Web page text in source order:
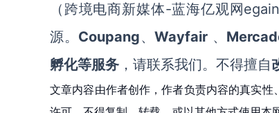
（跨境电商新媒体-蓝海亿观网
源。 Coupang、Wayfair 、
孵化等服务 ，请联系我们。不得擅自
文章内容由作者创作，作者负责内容的真实